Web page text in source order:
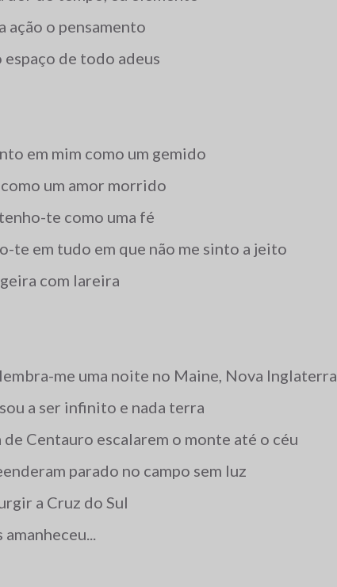
ação o pensamento
de todo adeus
em mim como um gemido
um amor morrido
te como uma fé
te em tudo em que não me sinto a jeito
com lareira
me uma noite no Maine, Nova Inglaterra
a ser infinito e nada terra
de Centauro escalarem o monte até o céu
parado no campo sem luz
a Cruz do Sul
amanheceu...